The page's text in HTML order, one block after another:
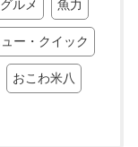
ルメ 魚力
ー・クイック
おこわ米八